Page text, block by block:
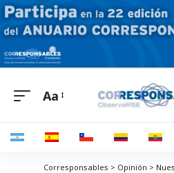
Aa
Corresponsables > Opinión >